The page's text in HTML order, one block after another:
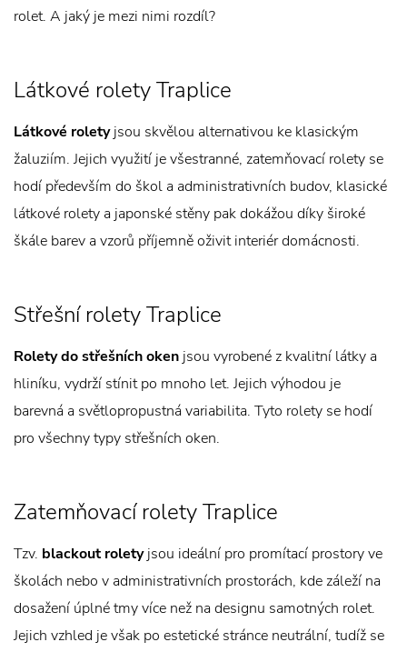
rolet. A jaký je mezi nimi rozdíl?
Látkové rolety Traplice
Látkové roletyjsou skvělou alternativou ke klasickým
žaluziím. Jejich využití je všestranné, zatemňovací rolety se
hodí především do škol a administrativních budov, klasické
látkové rolety a japonské stěny pak dokážou díky široké
škále barev a vzorů příjemně oživit interiér domácnosti.
Střešní rolety Traplice
Rolety do střešních oken jsou vyrobené z kvalitní látky a
hliníku, vydrží stínit po mnoho let. Jejich výhodou je
barevná a světlopropustná variabilita. Tyto rolety se hodí
pro všechny typy střešních oken.
Zatemňovací rolety Traplice
Tzv. blackout roletyjsou ideální pro promítací prostory ve
školách nebo v administrativních prostorách, kde záleží na
dosažení úplné tmy více než na designu samotných rolet.
Jejich vzhled je však po estetické stránce neutrální, tudíž se